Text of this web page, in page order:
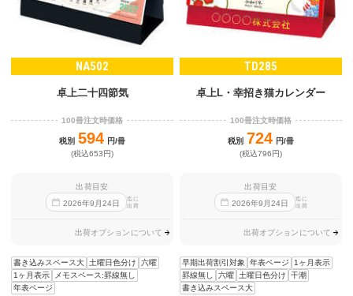
NA502
卓上二十四節気
100冊注文時価格
税別 594 円/冊
(税込653円)
出荷目安
2026年9 月24日
迄に
出荷
出荷オプションについて
書き込みスペース大 土曜日色分け
六曜
1ヶ月表示
メモスペース:罫線無し
年表ページ
TD285
卓上L・幸招き猫カレンダー
100冊注文時価格
税別 724 円/冊
(税込796円)
出荷目安
2026年9 月24日
迄に
出荷
出荷オプションについて
早期出荷割引対象 年表ページ
1ヶ月表示
罫線無し
六曜 土曜日色分け
干潮
書き込みスペース大